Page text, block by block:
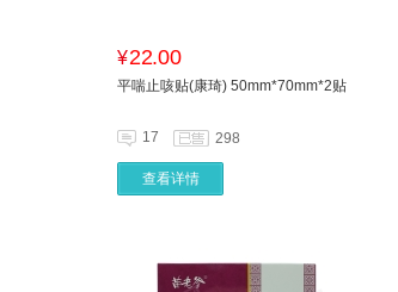
¥22.00
平喘止咳贴(康琦) 50mm*70mm*2贴
17 298
查看详情